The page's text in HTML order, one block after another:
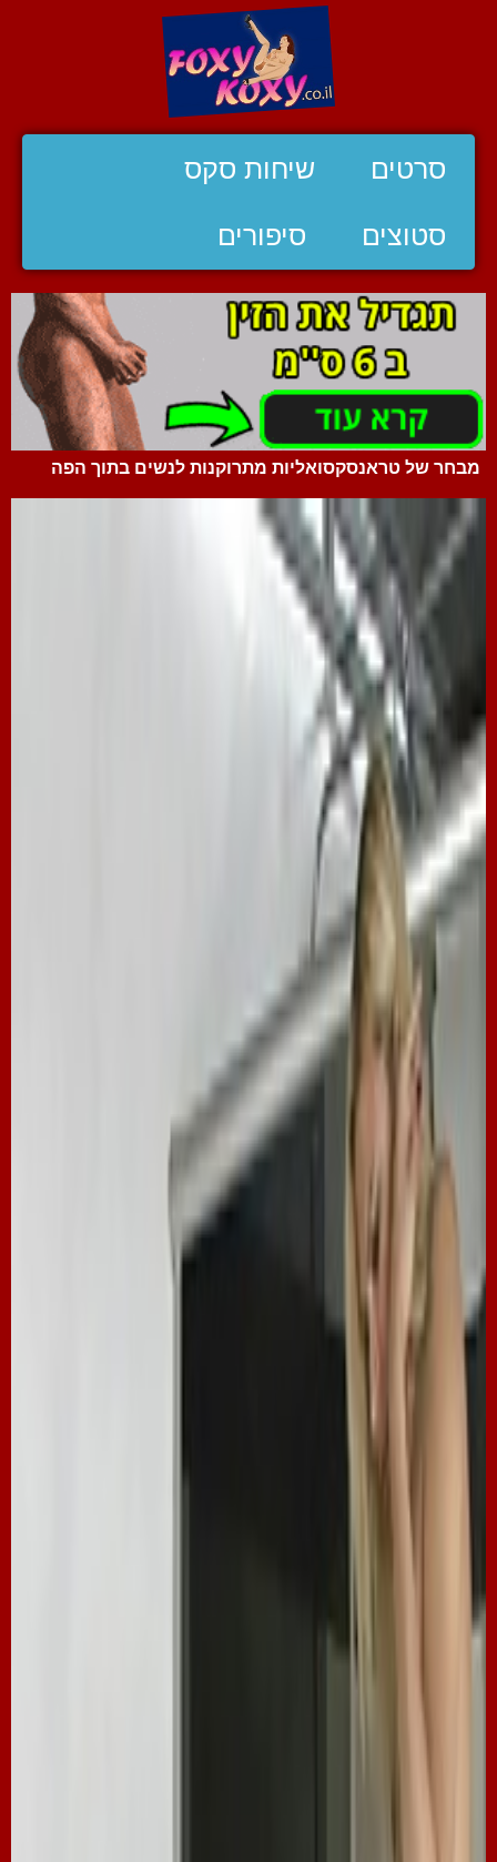
סרטים שיחות סקס
סטוצים סיפורים
מבחר של טראנסקסואליות מתרוקנות לנשים בתוך הפה